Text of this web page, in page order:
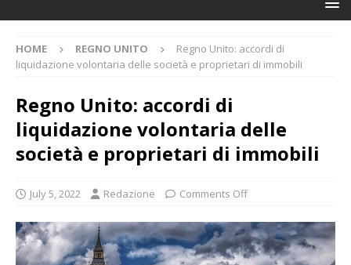
HOME REGNO UNITO
Regno Unito: accordi di
liquidazione volontaria delle società e proprietari di immobili
Regno Unito: accordi di
liquidazione volontaria delle
società e proprietari di immobili
July 5, 2022 Redazione Comments Off